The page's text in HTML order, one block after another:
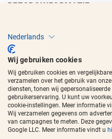
BEZORGINFORMATIE
Copyright © 2017 - 2026
geregistreerde handelsmerken.
Nederlands
Wij gebruiken cookies
Wij gebruiken cookies en
verzamelen over het gebruik van
diensten, tonen wij
gebruikerservaring. U kunt uw
cookie-instellingen. Meer informatie
Wij verzamelen gegevens om
van campagnes te meten. Deze
Google LLC. Meer informatie vindt u